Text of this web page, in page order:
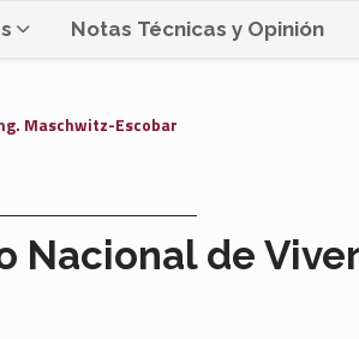
Notas Técnicas y Opinión
Nacional de
Maschwitz-Escobar